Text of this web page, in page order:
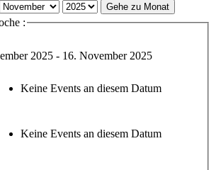
Gehe zu Monat
:
2025 - 16. November 2025
Keine Events an diesem Datum
Keine Events an diesem Datum